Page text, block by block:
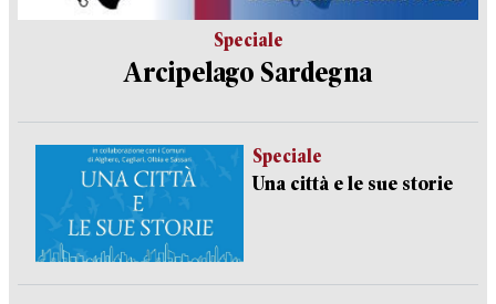
Speciale
Arcipelago Sardegna
Speciale
Una città e le sue storie